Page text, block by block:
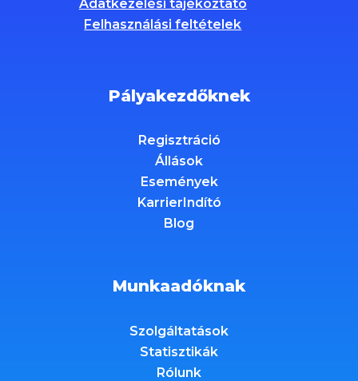
Adatkezelési tájékoztató
Felhasználási feltételek
Pályakezdőknek
Regisztráció
Állások
Események
KarrierIndító
Blog
Munkaadóknak
Szolgáltatások
Statisztikák
Rólunk